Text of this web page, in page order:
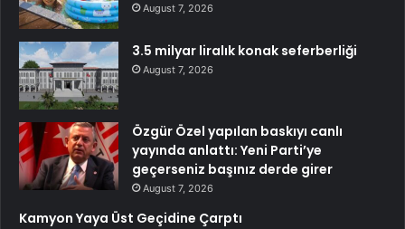
August 7, 2026
3.5 milyar liralık konak seferberliği
August 7, 2026
Özgür Özel yapılan baskıyı canlı
yayında anlattı: Yeni Parti’ye
geçerseniz başınız derde girer
August 7, 2026
Kamyon Yaya Üst Geçidine Çarptı